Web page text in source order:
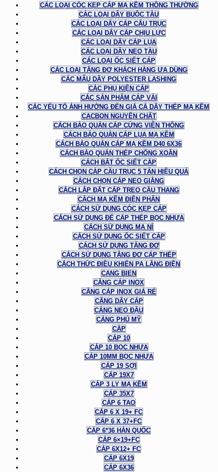
CÁC LOẠI CÓC KẸP CÁP MẠ KẼM THÔNG THƯỜNG
CÁC LOẠI DÂY BUỘC TÀU
CÁC LOẠI DÂY CÁP CẨU TRỤC
CÁC LOẠI DÂY CÁP CHỊU LỰC
CÁC LOẠI DÂY CÁP LỤA
CÁC LOẠI DÂY NEO TÀU
CÁC LOẠI ỐC SIẾT CÁP
CÁC LOẠI TĂNG ĐƠ KHÁCH HÀNG ƯA DÙNG
CÁC MẪU DÂY POLYESTER LASHING
CÁC PHỤ KIỆN CÁP
CÁC SẢN PHẨM CÁP VẢI
CÁC YẾU TỐ ẢNH HƯỞNG ĐẾN GIÁ CẢ DÂY THÉP MẠ KẼM
CACBON NGUYÊN CHẤT
CÁCH BẢO QUẢN CÁP CỨNG VIỄN THÔNG
CÁCH BẢO QUẢN CÁP LỤA MẠ KẼM
CÁCH BẢO QUẢN CÁP MẠ KẼM D40 6X36
CÁCH BẢO QUẢN THÉP CHỐNG XOẮN
CÁCH BẮT ỐC SIẾT CÁP
CÁCH CHỌN CÁP CẦU TRỤC 5 TẤN HIỆU QUẢ
CÁCH CHỌN CÁP NEO GIẰNG
CÁCH LẮP ĐẶT CÁP TREO CẦU THANG
CÁCH MẠ KẼM ĐIỆN PHÂN
CÁCH SỬ DỤNG CÓC KẸP CÁP
CÁCH SỬ DỤNG ĐỂ CÁP THÉP BỌC NHỰA
CÁCH SỬ DỤNG MA NÍ
CÁCH SỬ DỤNG ỐC SIẾT CÁP
CÁCH SỬ DỤNG TĂNG ĐƠ
CÁCH SỬ DỤNG TĂNG ĐƠ CÁP THÉP
CÁCH THỨC ĐIỀU KHIỂN PA LĂNG ĐIỆN
CANG BIEN
CĂNG CÁP INOX
CĂNG CÁP INOX GIÁ RẺ
CĂNG DÂY CÁP
CẢNG NEO ĐẬU
CẢNG PHÚ MỸ
CÁP
CÁP 10
CÁP 10 BỌC NHỰA
CÁP 10MM BỌC NHỰA
CÁP 19 SỢI
CÁP 19X7
CÁP 3 LY MẠ KẼM
CÁP 35X7
CÁP 6 TAO
CÁP 6 X 19+ FC
CÁP 6 X 37+FC
CÁP 6*36 HÀN QUỐC
CÁP 6×19+FC
CÁP 6X12+ FC
CÁP 6X19
CÁP 6X36